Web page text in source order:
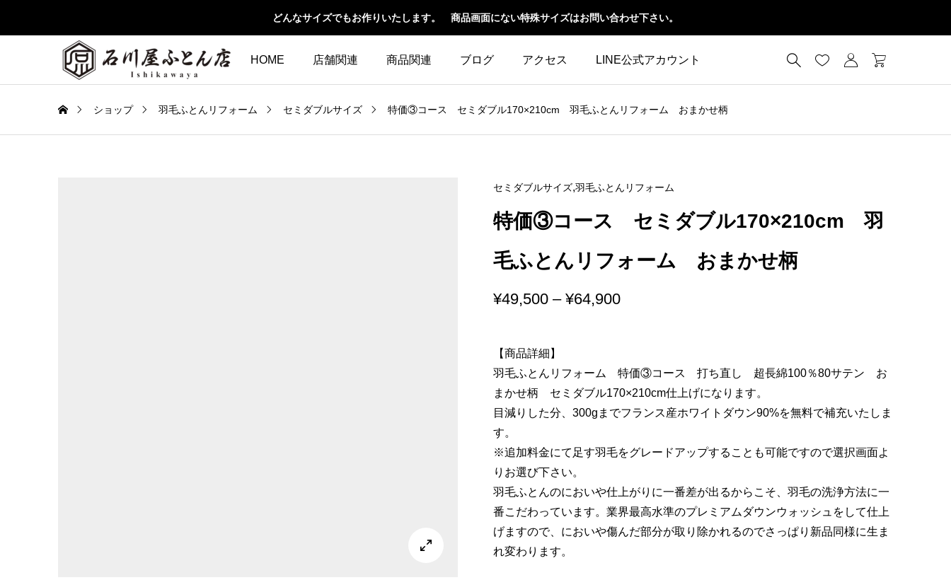
どんなサイズでもお作りいたします。 商品画面にない特殊サイズはお問い合わせ下さい。
HOME 店舗関連 商品関連 ブログ アクセス LINE公式アカウント    
ショップ 羽毛ふとんリフォーム セミダブルサイズ 特価③コース セミダブル170×210cm 羽毛ふとんリフォーム おまかせ柄

セミダブルサイズ,羽毛ふとんリフォーム
特価③コース セミダブル170×210cm 羽
毛ふとんリフォーム おまかせ柄
¥49,500 – ¥64,900価
¥49,500
–
【商品詳細】
羽毛ふとんリフォーム 特価③コース 打ち直し 超長綿100％80サテン お
まかせ柄 セミダブル170×210cm仕上げになります。
目減りした分、300gまでフランス産ホワイトダウン90%を無料で補充いたしま
す。
※追加料金にて足す羽毛をグレードアップすることも可能ですので選択画面よ
りお選び下さい。
羽毛ふとんのにおいや仕上がりに一番差が出るからこそ、羽毛の洗浄方法に一
番こだわっています。業界最高水準のプレミアムダウンウォッシュをして仕上
げますので、においや傷んだ部分が取り除かれるのでさっぱり新品同様に生ま
れ変わります。